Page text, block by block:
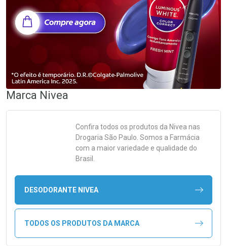
Marca Nivea
Confira todos os produtos da Nivea nas
Drogaria São Paulo. Somos a Farmácia
com a maior variedade e qualidade do
Brasil.
DESODORANTE NIVEA
TODOS OS PRODUTOS DA MARCA